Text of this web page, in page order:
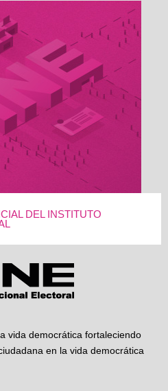
DEL INSTITUTO
vida democrática fortaleciendo
en la vida democrática